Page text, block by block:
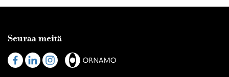
Seuraa meitä
Visit
us
Visit
us
Visit